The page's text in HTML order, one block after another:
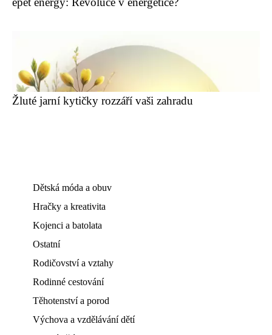
Žluté jarní kytičky rozzáří vaši zahradu
Dětská móda a obuv
Hračky a kreativita
Kojenci a batolata
Ostatní
Rodičovství a vztahy
Rodinné cestování
Těhotenství a porod
Výchova a vzdělávání dětí